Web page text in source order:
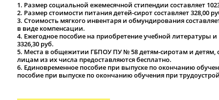
1. Размер социальной ежемесячной стипендии составляет
2. Размер стоимости питания детей-сирот составляет 328,00
3. Стоимость мягкого инвентаря и обмундирования
в виде компенсации.
4. Ежегодное пособие на приобретение учебной литературы
3326,30 руб.
5. Места в общежитии ГБПОУ ПУ № 58 детям-сиротам и детям,
лицам из их числа предоставляются бесплатно.
6. Единовременное пособие при выпуске по окончанию
пособие при выпуске по окончанию обучения при